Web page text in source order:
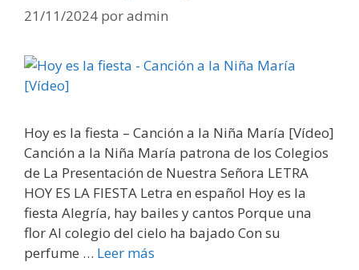
21/11/2024 poradmin
Hoy es la fiesta – Canción a la Niña María [Vídeo]
Canción a la Niña María patrona de los Colegios
de La Presentación de Nuestra Señora LETRA
HOY ES LA FIESTA Letra en español Hoy es la
fiesta Alegría, hay bailes y cantos Porque una
flor Al colegio del cielo ha bajado Con su
perfume … Leer más